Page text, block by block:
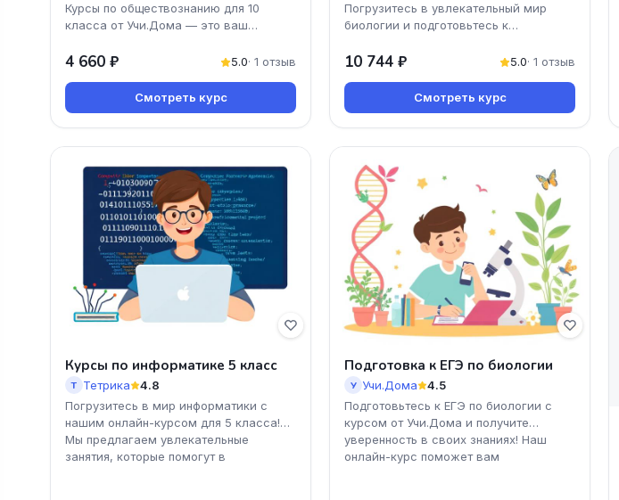
Курсы по обществознанию для 10
класса от Учи.Дома — это ваш
экзаменам и углубленном изу
4 660 ₽ 5.0· 1 отзыв
Смотреть курс
Погрузитесь в увлекательный мир
биологии и подготовьтесь к
Вы получите доступ к качест
10 744 ₽ 5.0· 1 отзыв
Смотреть курс
Курсы по информатике 5 класс
Т Тетрика
4.8
Погрузитесь в мир информатики с
нашим онлайн-курсом для 5 класса!
Мы предлагаем увлекательные
занятия, которые помогут в
Подготовка к ЕГЭ по биологии
У Учи.Дома
4.5
Подготовьтесь к ЕГЭ по биологии с
курсом от Учи.Дома и получите
уверенность в своих знаниях! Наш
онлайн-курс поможет вам